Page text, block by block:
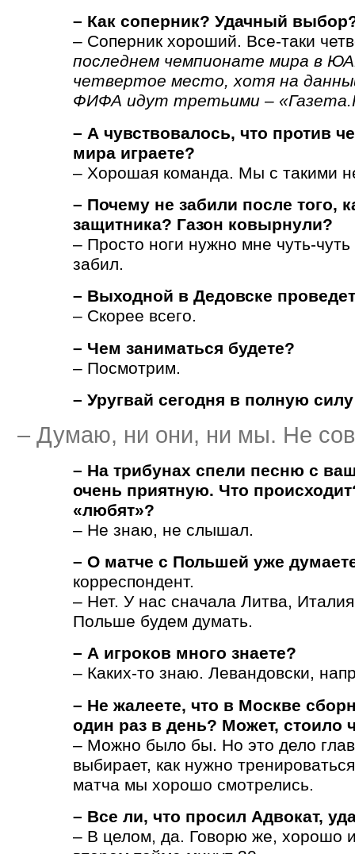
– Как соперник? Удачный
– Соперник хороший. Все-таки
последнем чемпионате мира в
четвертое место, хотя на
ФИФА идут третьими –
– А чувствовалось, что против
мира играете?
– Хорошая команда. Мы с такими
– Почему не забили после того,
защитника? Газон ковырнули?
– Просто ноги нужно мне чуть-
забил.
– Выходной в Дедовске
– Скорее всего.
– Чем заниматься будете?
– Посмотрим.
– Уругвай сегодня в полную
– Думаю, ни они, ни мы. Не
– На трибунах спели песню с
очень приятную. Что
«любят»?
– Не знаю, не слышал.
– О матче с Польшей уже
корреспондент.
– Нет. У нас сначала Литва,
Польше будем думать.
– А игроков много знаете?
– Каких-то знаю. Левандовски,
– Не жалеете, что в Москве
один раз в день? Может, стоило
– Можно было бы. Но это дело
выбирает, как нужно
матча мы хорошо смотрелись.
– Все ли, что просил Адвокат,
– В целом, да. Говорю же, хорошо